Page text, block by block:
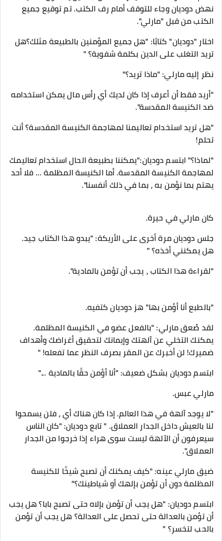
نهض دوديان وجاء للتوقف أمام رف الكتب. تم توقيع جميع
الكتب من قبل "مارلي".
اختار "دوديان" كتابًا: "هل جميع المؤمنين بالطبيعة مثلك؟هل
تريد التغلب على الدين بكلمة شفوية؟ "
نظر إليه مارلي: "ماذا تريد؟"
"أريد فقط أن أعرف إذا كان لديك أي رأس مال يمكن استخدامه
ضد الكنيسة المقدسة".
"هل تريد استخدام تعاليمنا لمهاجمة الكنيسة المقدسة؟ أنت
تحلم!
"لماذا؟" ابتسم دوديان:"يمكننا بطبيعة الحال استخدام تعاليمك
لمهاجمة الكنيسة المقدسة. أما الكنيسة المظلمة ... فلا أحد
يهتم بما نؤمن به ، بما في ذلك أنفسنا".
كان مارلي في حيرة.
جلس دوديان مرة أخرى على الأريكة: "يبدو هذا الكتاب جيد.
هل يمكنني أخذه؟ "
"لقراءة هذا الكتاب ، يجب أن تؤمن بالمادية".
"بالطبع أنا أؤمن بها" هز دوديان كتفيه.
لقد صُعق مارلي: "بالفعل عضو في الكنيسة المظلمة.
يمكنك التخلي عن آلهتك وإيمانك لتحقيق أغراضك وأهداف
ضميرك! لن أخبرك عن المقر بصرف النظر عما تفعله! "
ابتسم دوديان بشكل ضعيف: "أنا أؤمن حقًا بالمادية ..."
مارلي عبس.
"لا يوجد آلهة في هذا العالم. إذا كان هناك أي ، فلن يسمحوا
لنا بالعيش داخل الجدار العملاق. " تابع دوديان: "كان الناس
سيعرفون أن الآلهة ليست سوى هراء إذا خرجوا من الجدار
العملاق".
ضيق مارلي عينه: "كيف يمكنك أن تصبح شيخًا للكنيسة
المظلمة دون أن تؤمن بإلهك أو شياطينك؟"
ابتسم دوديان: "هل يجب أن تؤمن بإلاه حتى تصبح بابا؟ هل يجب
أن تؤمن بالعدالة حتى تحصل على العدالة؟ هل يجب أن تؤمن
بالحب لتخسر؟ "